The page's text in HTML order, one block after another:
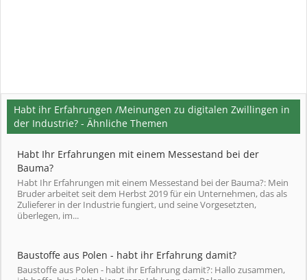
Habt ihr Erfahrungen /Meinungen zu digitalen Zwillingen in
der Industrie? - Ähnliche Themen
Habt Ihr Erfahrungen mit einem Messestand bei der
Bauma?
Habt Ihr Erfahrungen mit einem Messestand bei der Bauma?: Mein
Bruder arbeitet seit dem Herbst 2019 für ein Unternehmen, das als
Zulieferer in der Industrie fungiert, und seine Vorgesetzten,
überlegen, im...
Baustoffe aus Polen - habt ihr Erfahrung damit?
Baustoffe aus Polen - habt ihr Erfahrung damit?: Hallo zusammen,